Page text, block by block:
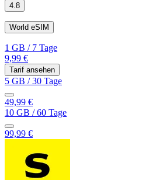
4.8
World eSIM
1 GB /7 Tage
9,99 €
Tarif ansehen
5 GB /30 Tage
49,99 €
10 GB /60 Tage
99,99 €